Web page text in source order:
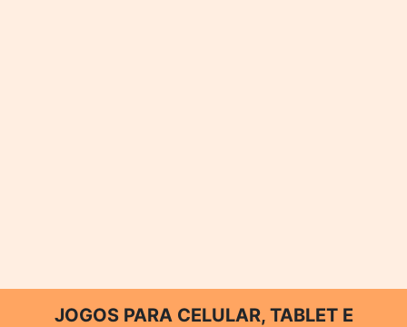
JOGOS PARA CELULAR, TABLET E